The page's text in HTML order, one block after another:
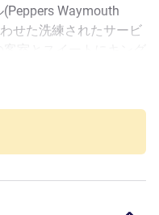
Waymouth
せた洗練されたサービ
を備え、上質なアメニ
応のフロント、無料
スパ & サウナ、ハイテ
など、設備も充実して